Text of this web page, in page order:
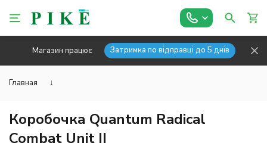
Магазин працює Затримка по відправці до 5 днів
Главная ↓
Коробочка Quantum Radical
Combat Unit II